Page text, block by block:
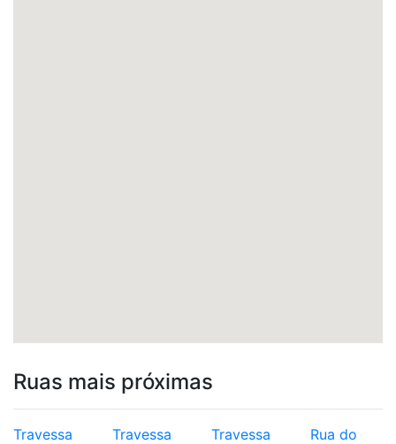
Ruas mais próximas
Travessa
Travessa
Travessa
Rua do